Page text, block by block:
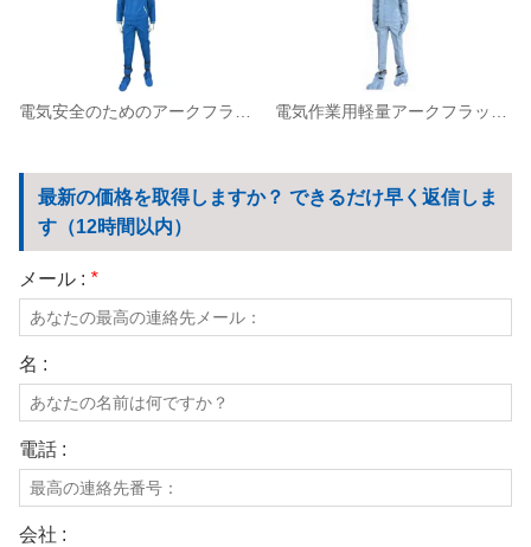
最新の価格を取得しますか？ できるだけ早く返信しま
す（12時間以内）
メール : *
名 :
電話 :
会社 :